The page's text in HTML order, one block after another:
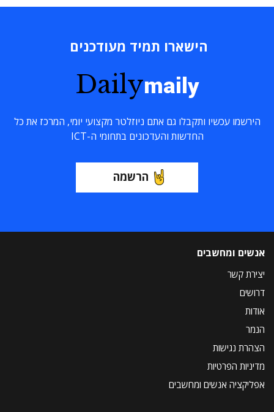
הישארו תמיד מעודכנים
Dailymaily
הירשמו עכשיו ותקבלו גם אתם ניוזלטר מקצועי יומי, המרכז את כל
החדשות והעדכונים בתחומי ה-ICT
הרשמה
אנשים ומחשבים
יצירת קשר
דרושים
אודות
הנמר
הצהרת נגישות
מדיניות הפרטיות
אפליקציה אנשים ומחשבים